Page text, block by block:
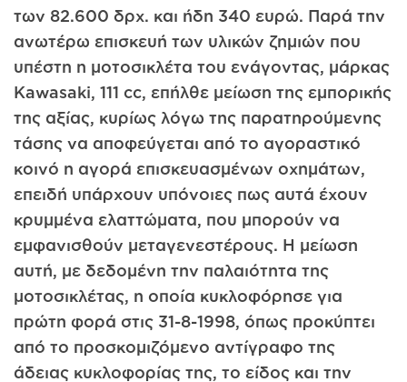
των 82.600 δρχ. και ήδη 340 ευρώ. Παρά την
ανωτέρω επισκευή των υλικών ζημιών που
υπέστη η μοτοσικλέτα του ενάγοντας, μάρκας
Kawasaki, 111 cc, επήλθε μείωση της εμπορικής
της αξίας, κυρίως λόγω της παρατηρούμενης
τάσης να αποφεύγεται από το αγοραστικό
κοινό η αγορά επισκευασμένων οχημάτων,
επειδή υπάρχουν υπόνοιες πως αυτά έχουν
κρυμμένα ελαττώματα, που μπορούν να
εμφανισθούν μεταγενεστέρους. Η μείωση
αυτή, με δεδομένη την παλαιότητα της
μοτοσικλέτας, η οποία κυκλοφόρησε για
πρώτη φορά στις 31-8-1998, όπως προκύπτει
από το προσκομιζόμενο αντίγραφο της
άδειας κυκλοφορίας της, το είδος και την